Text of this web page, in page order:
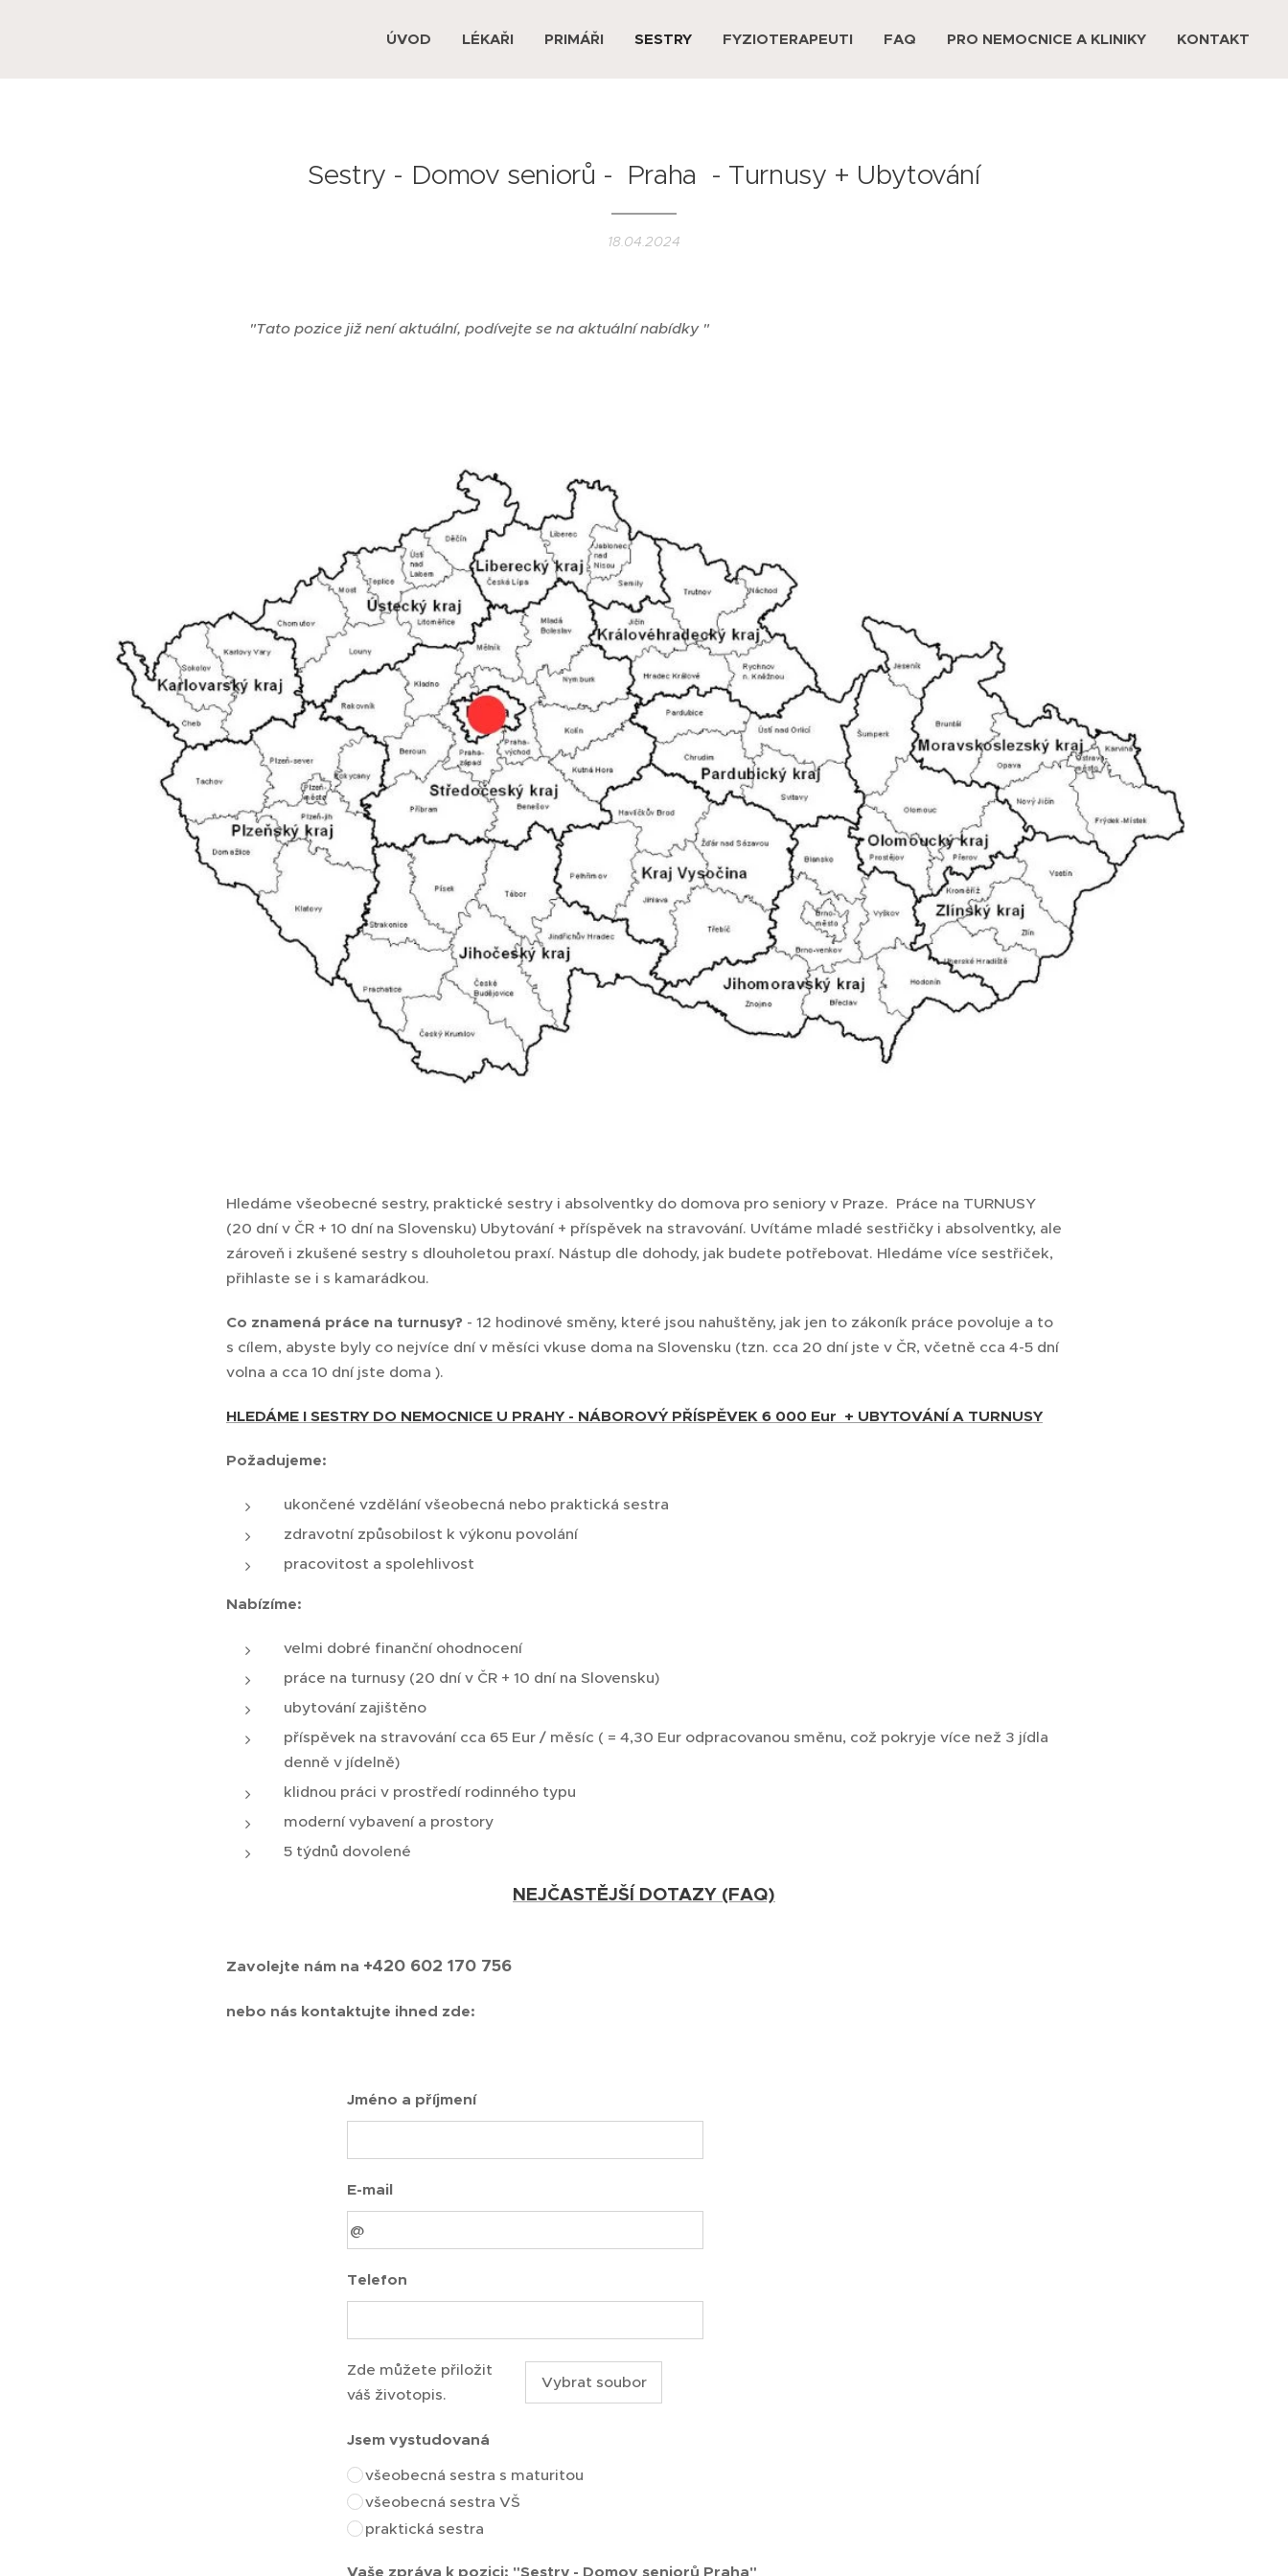
ÚVOD LÉKAŘI PRIMÁŘI SESTRY FYZIOTERAPEUTI FAQ PRO NEMOCNICE A KLINIKY KONTAKT
Sestry - Domov seniorů - Praha - Turnusy + Ubytování
18.04.2024
"Tato pozice již není aktuální, podívejte se na aktuální nabídky "
Hledáme všeobecné sestry, praktické sestry i absolventky do domova pro seniory v Praze. Práce na TURNUSY
(20 dní v ČR + 10 dní na Slovensku) Ubytování + příspěvek na stravování. Uvítáme mladé sestřičky i absolventky, ale
zároveň i zkušené sestry s dlouholetou praxí. Nástup dle dohody, jak budete potřebovat. Hledáme více sestřiček,
přihlaste se i s kamarádkou.
Co znamená práce na turnusy? - 12 hodinové směny, které jsou nahuštěny, jak jen to zákoník práce povoluje a to
s cílem, abyste byly co nejvíce dní v měsíci vkuse doma na Slovensku (tzn. cca 20 dní jste v ČR, včetně cca 4-5 dní
volna a cca 10 dní jste doma ).
HLEDÁME I SESTRY DO NEMOCNICE U PRAHY - NÁBOROVÝ PŘÍSPĚVEK 6 000 Eur + UBYTOVÁNÍ A TURNUSY
Požadujeme:
ukončené vzdělání všeobecná nebo praktická sestra
zdravotní způsobilost k výkonu povolání
pracovitost a spolehlivost
Nabízíme:
velmi dobré finanční ohodnocení
práce na turnusy (20 dní v ČR + 10 dní na Slovensku)
ubytování zajištěno
příspěvek na stravování cca 65 Eur / měsíc ( = 4,30 Eur odpracovanou směnu, což pokryje více než 3 jídla
denně v jídelně)
klidnou práci v prostředí rodinného typu
moderní vybavení a prostory
5 týdnů dovolené
NEJČASTĚJŠÍ DOTAZY (FAQ)
Zavolejte nám na +420 602 170 756
nebo nás kontaktujte ihned zde:
Jméno a příjmení
E-mail
Telefon
Zde můžete přiložit
váš životopis.
Vybrat soubor
Jsem vystudovaná
všeobecná sestra s maturitou
všeobecná sestra VŠ
praktická sestra